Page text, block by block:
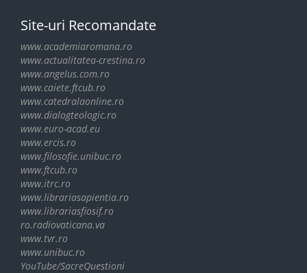
Site-uri Recomandate
www.academiaromana.ro
www.actualitatea-crestina.ro
www.angelus.com.ro
www.caiete.ftcub.ro
www.catedralaonline.ro
www.dialogteologic.ro
www.euro-acad.eu
www.ercis.ro
www.filosofie.unibuc.ro
www.ftcub.ro
www.itrc.ro
www.librariasapientia.ro
www.librariasfiosif.ro
ro.radiovaticana.va
www.tvr.ro
www.unibuc.ro
YouTube/SacreQuestioni